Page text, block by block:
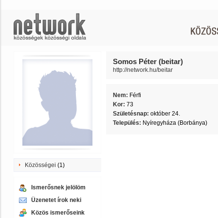
Közösségei (1)
Ismerősnek jelölöm
Üzenetet írok neki
Közös ismerőseink
Somos Péter (beitar)
http://network.hu/beitar
Nem: Férfi
Kor: 73
Születésnap: október 24.
Település: Nyíregyháza (Borbánya)